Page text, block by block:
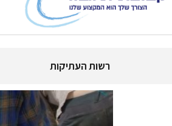
רשות העתיקות